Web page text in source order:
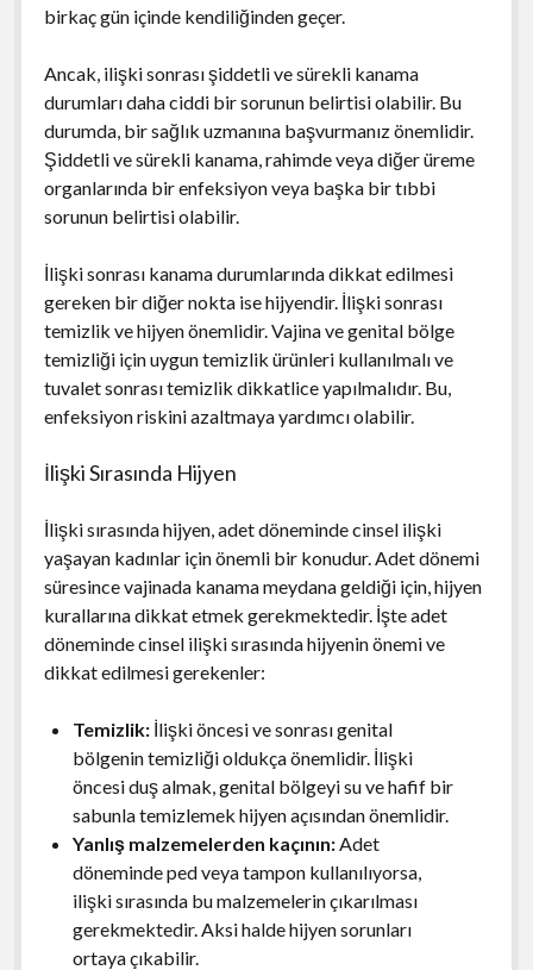
birkaç gün içinde kendiliğinden geçer.
Ancak, ilişki sonrası şiddetli ve sürekli kanama
durumları daha ciddi bir sorunun belirtisi olabilir. Bu
durumda, bir sağlık uzmanına başvurmanız önemlidir.
Şiddetli ve sürekli kanama, rahimde veya diğer üreme
organlarında bir enfeksiyon veya başka bir tıbbi
sorunun belirtisi olabilir.
İlişki sonrası kanama durumlarında dikkat edilmesi
gereken bir diğer nokta ise hijyendir. İlişki sonrası
temizlik ve hijyen önemlidir. Vajina ve genital bölge
temizliği için uygun temizlik ürünleri kullanılmalı ve
tuvalet sonrası temizlik dikkatlice yapılmalıdır. Bu,
enfeksiyon riskini azaltmaya yardımcı olabilir.
İlişki Sırasında Hijyen
İlişki sırasında hijyen, adet döneminde cinsel ilişki
yaşayan kadınlar için önemli bir konudur. Adet dönemi
süresince vajinada kanama meydana geldiği için, hijyen
kurallarına dikkat etmek gerekmektedir. İşte adet
döneminde cinsel ilişki sırasında hijyenin önemi ve
dikkat edilmesi gerekenler:
Temizlik:İlişki öncesi ve sonrası genital
bölgenin temizliği oldukça önemlidir. İlişki
öncesi duş almak, genital bölgeyi su ve hafif bir
sabunla temizlemek hijyen açısından önemlidir.
Yanlış malzemelerden kaçının:Adet
döneminde ped veya tampon kullanılıyorsa,
ilişki sırasında bu malzemelerin çıkarılması
gerekmektedir. Aksi halde hijyen sorunları
ortaya çıkabilir.